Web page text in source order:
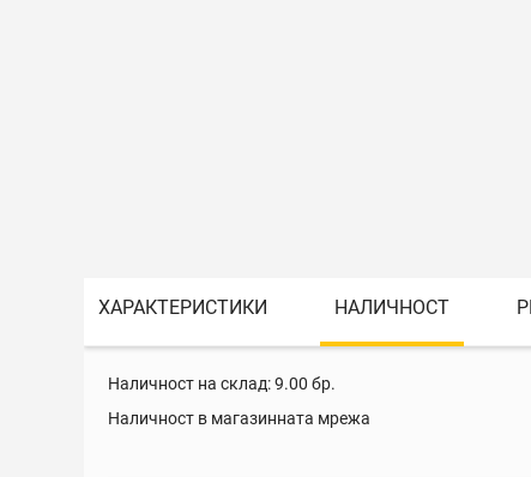
ХАРАКТЕРИСТИКИ НАЛИЧНОСТ
Наличност на склад:9.00 бр.
Наличност в магазинната мрежа